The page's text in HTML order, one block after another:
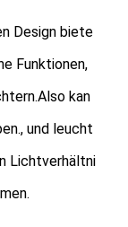
Design biete
Funktionen,
kan
und leucht
Lichtverhältni